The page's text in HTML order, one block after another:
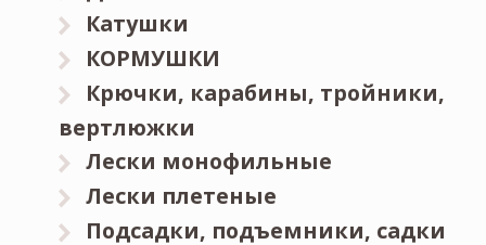
Катушки
КОРМУШКИ
Крючки, карабины, тройники,
вертлюжки
Лески монофильные
Лески плетеные
Подсадки, подъемники, садки